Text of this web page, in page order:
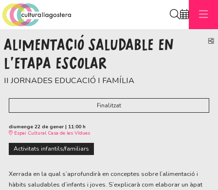
ALIMENTACIÓ SALUDABLE EN
L'ETAPA ESCOLAR
II JORNADES EDUCACIÓ I FAMÍLIA
Finalitzat
diumenge 22 de gener | 11:00 h
Espai Cultural Casa de les Vídues
Activitats infantils/familiars
Xerrada en la qual s’aprofundirà en conceptes sobre l’alimentació i
hàbits saludables d’infants i joves. S’explicarà com elaborar un àpat